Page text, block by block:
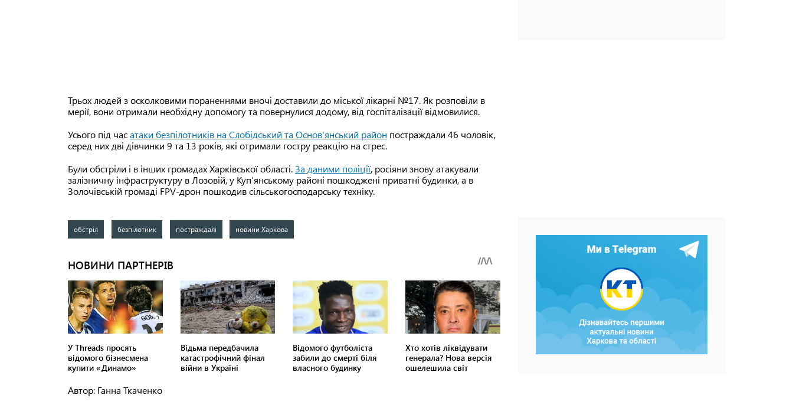
Трьох людей з осколковими пораненнями вночі доставили до міської лікарні №17. Як розповіли в
мерії, вони отримали необхідну допомогу та повернулися додому, від госпіталізації відмовилися.
Усього під часатаки безпілотників на Слобідський та Основ'янський район постраждали 46 чоловік,
серед них дві дівчинки 9 та 13 років, які отримали гостру реакцію на стрес.
Були обстріли і в інших громадах Харківської області.За даними поліції, росіяни знову атакували
залізничну інфраструктуру в Лозовій, у Куп’янському районі пошкоджені приватні будинки, а в
Золочівській громаді FPV-дрон пошкодив сільськогосподарську техніку.
обстріл безпілотник постраждалі новини Харкова
Автор: Ганна Ткаченко